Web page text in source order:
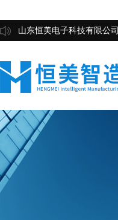
山东恒美电子科技有限公司